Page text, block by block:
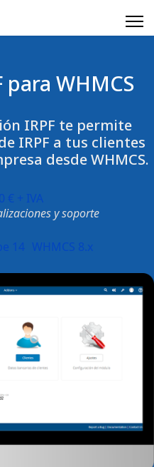
para WHMCS
IRPF te permite
IRPF a tus clientes
desde WHMCS.
€ + IVA
y soporte
14 WHMCS 8.x